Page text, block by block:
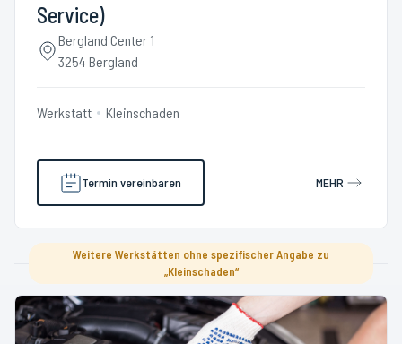
Service)
Bergland Center 1
3254 Bergland
Werkstatt Kleinschaden
Termin vereinbaren MEHR
Weitere Werkstätten ohne spezifischer Angabe zu
„Kleinschaden“